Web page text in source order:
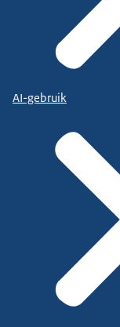
AI-gebruik